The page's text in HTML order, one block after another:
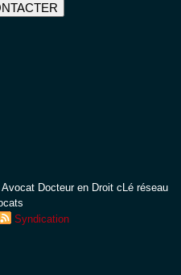
Docteur en Droit cLé réseau
Syndication